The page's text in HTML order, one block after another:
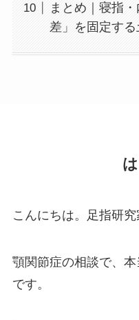
まとめ｜寝指
差」を固定す
こんにちは。足指研
顎関節症の相談で、
です。